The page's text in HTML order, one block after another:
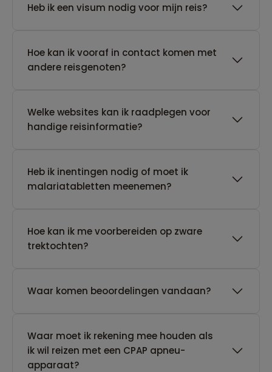
Heb ik een visum nodig voor mijn reis?
Hoe kan ik vooraf in contact komen met
andere reisgenoten?
Welke websites kan ik raadplegen voor
handige reisinformatie?
Heb ik inentingen nodig of moet ik
malariatabletten meenemen?
Hoe kan ik me voorbereiden op zware
trektochten?
Waar komen beoordelingen vandaan?
Waar moet ik rekening mee houden als
ik wil reizen met een CPAP apneu-
apparaat?